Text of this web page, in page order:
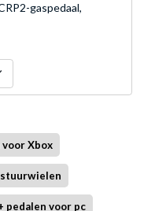
gaspedaal,
Xbox
pedalen voor pc